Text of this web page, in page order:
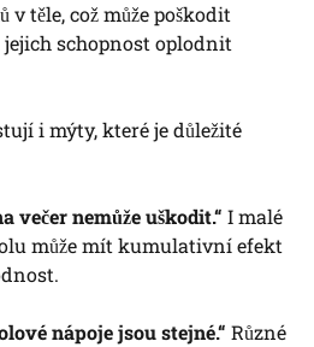
těle, což může poškodit
schopnost oplodnit
i mýty, které je důležité
večer nemůže uškodit.“ I malé
může mít kumulativní efekt
nápoje jsou stejné.“ Různé